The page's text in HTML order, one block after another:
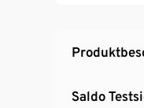
Saldo